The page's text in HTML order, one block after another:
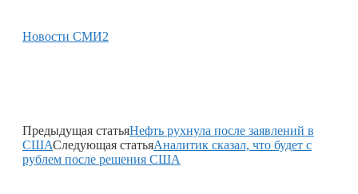
Новости СМИ2
Предыдущая статьяНефть рухнула после заявлений в
СШАСледующая статьяАналитик сказал, что будет с
рублем после решения США